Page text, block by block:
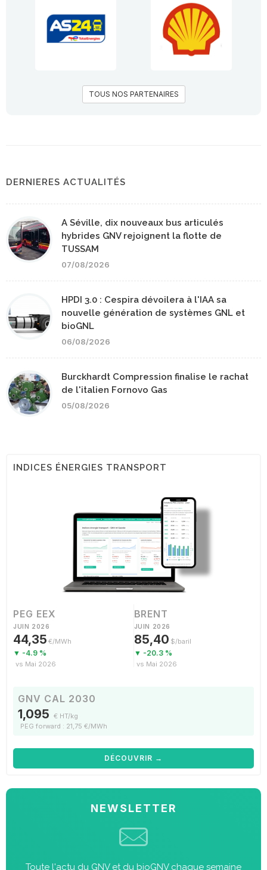
TOUS NOS PARTENAIRES
DERNIERES ACTUALITÉS
A Séville, dix nouveaux bus articulés
hybrides GNV rejoignent la flotte de
TUSSAM
07/08/2026
HPDI 3.0 : Cespira dévoilera à l'IAA sa
nouvelle génération de systèmes GNL et
bioGNL
06/08/2026
Burckhardt Compression finalise le rachat
de l'italien Fornovo Gas
05/08/2026
INDICES ÉNERGIES TRANSPORT
PEG EEX
JUIN 2026
44,35 €/MWh
▼ -4.9 %
vs Mai 2026
BRENT
JUIN 2026
85,40 $/baril
▼ -20.3 %
vs Mai 2026
GNV CAL 2030
1,095 € HT/kg
PEG forward : 21,75 €/MWh
DÉCOUVRIR →
NEWSLETTER
Toute l'actu du GNV et du bioGNV chaque semaine